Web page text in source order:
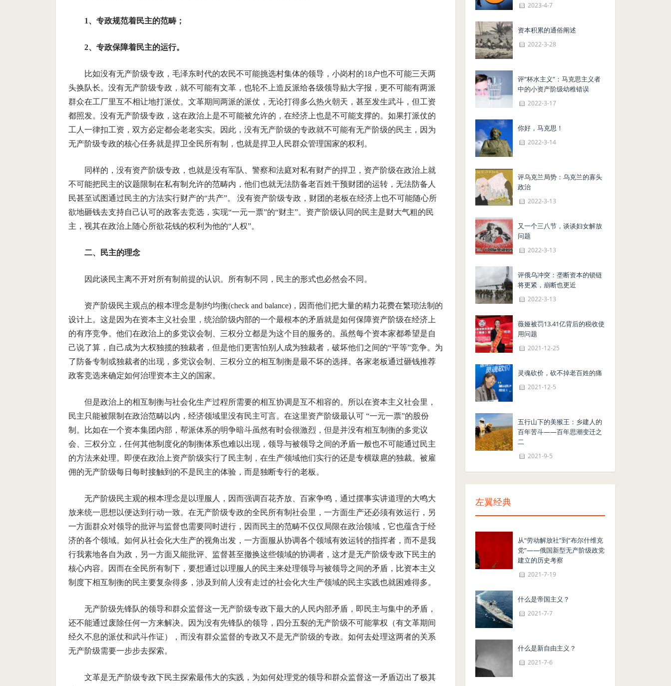
1、专政规范着民主的范畴；
2、专政保障着民主的运行。
比如没有无产阶级专政，毛泽东时代的农民不可能挑选村集体的领导，小岗村的18户也不可能三天两
头换队长。没有无产阶级专政，就不可能有文革，也轮不上造反派给各级领导贴大字报，更不可能有两派
群众在工厂里互不相让地打派仗。文革期间两派的派仗，无论打得多么热火朝天，甚至发生武斗，但工资
都照发。没有无产阶级专政，这在政治上是不可能被允许的，在经济上也是不可能支撑的。如果打派仗的
工人一律扣工资，双方必定都会老老实实。因此，没有无产阶级的专政就不可能有无产阶级的民主，因为
无产阶级专政的核心任务就是捍卫全民所有制，也就是捍卫人民群众管理国家的权利。
同样的，没有资产阶级专政，也就是没有军队、警察和法庭对私有财产的捍卫，资产阶级在政治上就
不可能把民主的议题限制在私有制允许的范畴内，他们也就无法防备老百姓干预财团的运转，无法防备人
民甚至试图通过民主的方法实行财产的“共产”。 没有资产阶级专政，财团的老板在经济上也不可能随心所
欲地砸钱去支持自己认可的政客去竞选，实现“一元一票”的“财主”。资产阶级认同的民主是财大气粗的民
主，视其在政治上随心所欲花钱的权利为他的“人权”。
二、民主的理念
因此谈民主离不开对所有制前提的认识。所有制不同，民主的形式也必然会不同。
资产阶级民主观点的根本理念是制约均衡(check and balance)，因而他们把大量的精力花费在繁琐法制的
设计上。这是因为在资本主义社会里，统治阶级内部的一个最根本的矛盾就是如何保障资产阶级在经济上
的有序竞争。他们在政治上的多党议会制、三权分立都是为这个目的服务的。虽然每个资本家都希望是自
己说了算，自己成为大权独揽的独裁者，但是他们更害怕别人成为独裁者，破坏他们之间的“平等”竞争。为
了防备专制或独裁者的出现，多党议会制、三权分立的相互制衡是最不坏的选择。各家老板通过砸钱推荐
政客竞选来确定如何治理资本主义的国家。
但是政治上的相互制衡与社会化生产过程所需要的相互协调是互不相容的。所以在资本主义社会里，
民主只能被限制在政治范畴以内，经济领域里没有民主可言。在这里资产阶级最认可 “一元一票”的股份
制。比如在一个资本集团内部，帮派体系的明争暗斗虽然有时会很激烈，但是并没有相互制衡的多党议
会、三权分立，任何其他制度化的制衡体系也难以出现，领导与被领导之间的矛盾一般也不可能通过民主
的方法来处理。即便在政治上资产阶级实行了民主制，在生产领域他们实行的还是专横跋扈的独裁。被雇
佣的无产阶级每日每时接触到的不是民主的体验，而是独断专行的老板。
无产阶级民主观的根本理念是以理服人，因而强调百花齐放、百家争鸣，通过摆事实讲道理的大鸣大
放来统一思想以便达到行动一致。在无产阶级专政的全民所有制社会里，一方面生产还必须有效运行，另
一方面群众对领导的批评与监督也需要同时进行，因而民主的范畴不仅仅局限在政治领域，它也蕴含于经
济的各个领域。如何从社会化大生产的视角出发，一方面服从协调各个领域有效运转的指挥者，而不是我
行我素地各自为政，另一方面又能批评、监督甚至撤换这些领域的协调者，这才是无产阶级专政下民主的
核心内容。因而在全民所有制下，要想通过以理服人的民主来处理领导与被领导之间的矛盾，比资本主义
制度下相互制衡的民主要复杂得多，涉及到前人没有走过的社会化大生产领域的民主实践也就困难得多。
无产阶级先锋队的领导和群众监督这一无产阶级专政下最大的人民内部矛盾，即民主与集中的矛盾，
还不能通过废除任何一方来解决。因为没有先锋队的领导，四分五裂的无产阶级不可能掌权（有文革期间
经久不息的派仗和武斗作证），而没有群众监督的专政又不是无产阶级的专政。如何去处理这两者的关系
无产阶级需要一步步去探索。
文革是无产阶级专政下民主探索最伟大的实践，为如何处理党的领导和群众监督这一矛盾迈出了极其
2023-4-7
资本积累的通俗阐述
2022-3-28
评“杯水主义”：马克思主义者
中的小资产阶级幼稚错误
2022-3-17
你好，马克思！
2022-3-14
评乌克兰局势：乌克兰的寡头
政治
2022-3-13
又一个三八节，谈谈妇女解放
问题
2022-3-13
评俄乌冲突：垄断资本的锁链
将更紧，崩断也更近
2022-3-13
薇娅被罚13.41亿背后的税收使
用问题
2021-12-25
灵魂砍价，砍不掉老百姓的痛
2021-12-5
五行山下的美猴王：乡建人的
百年苦斗——百年思潮变迁之
二
2021-9-5
左翼经典
从“劳动解放社”到“布尔什维克
党”——俄国新型无产阶级政党
建立的历史考察
2021-7-19
什么是帝国主义？
2021-7-7
什么是新自由主义？
2021-7-6